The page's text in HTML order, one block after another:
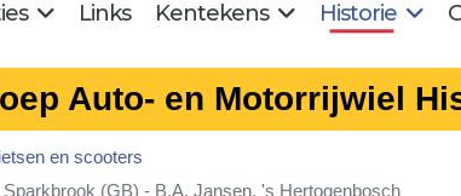
Links Kentekens Historie
Auto- en Motorrijwiel
en scooters
Sparkbrook (GB) - B.A. Jansen, 's Hertogenbosch